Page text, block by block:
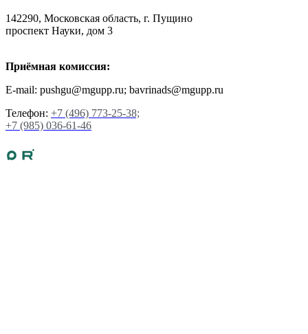
142290, Московская область, г. Пущино
проспект Науки, дом 3
Приёмная комиссия:
E-mail: pushgu@mgupp.ru; bavrinads@mgupp.ru
Телефон: +7 (496) 773-25-38;
+7 (985) 036-61-46